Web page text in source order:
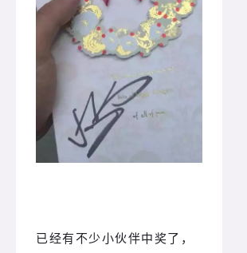
已经有不少小伙伴中奖了，